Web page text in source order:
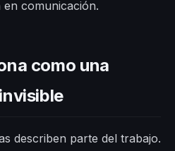
en comunicación.
como una
describen parte del trabajo.